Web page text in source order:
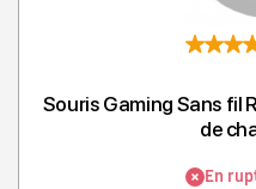
Souris Gaming Sans fil
de
En